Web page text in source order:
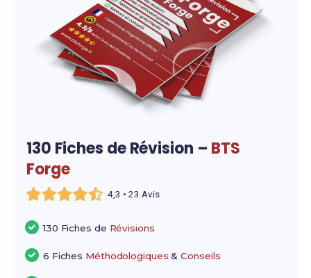
130 Fiches de Révision – BTS
Forge
4,3 • 23 Avis
130 Fiches de Révisions
6 Fiches Méthodologiques &Conseils